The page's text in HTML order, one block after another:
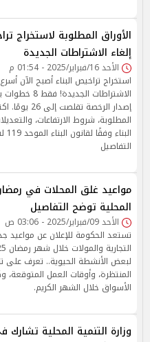
الأوراق المطلوبة لاستخراج
إلغاء الاشتراطات الجديدة
الأحد 16/فبراير/2025 - 01:54 م
استخراج تراخيص البناء أصبح الآن
إصدار الرخصة
المطلوبة، شروط الارتفاعات،
التفاصيل
المحلية توضح التفاصيل
الأحد 09/فبراير/2025 - 03:06 ص
تستعد الحكومة للإعلان عن مواعيد
لبعض الأنشطة الحيوية.. تعرف على
المنتظرة، وأوقات العمل
الأسواق خلال الشهر الكريم.
وزارة التنمية المحلية تشارك